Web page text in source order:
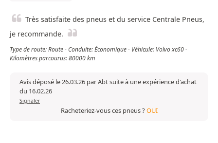
Très satisfaite des pneus et du service Centrale Pneus,
je recommande.
Type de route: Route - Conduite: Économique - Véhicule: Volvo xc60 -
Kilomètres parcourus: 80000 km
Avis déposé le 26.03.26 par Abt suite à une expérience d'achat
du 16.02.26
Signaler
Racheteriez-vous ces pneus ?OUI